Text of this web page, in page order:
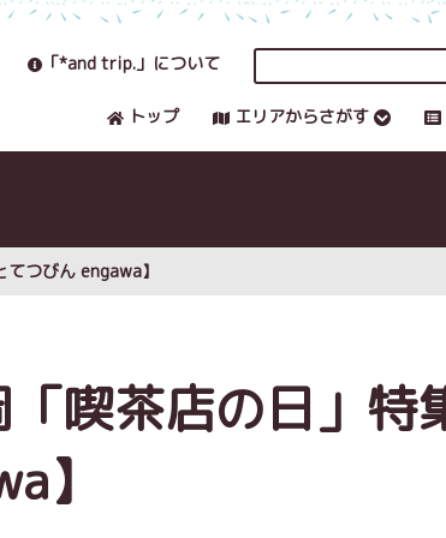
「*and trip.」について
トップ エリアからさがす
つびん engawa】
「喫茶店の日」特
】